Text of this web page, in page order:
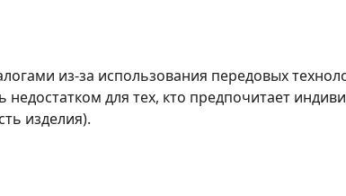
из-за использования передовых
для тех, кто предпочитает
изделия).